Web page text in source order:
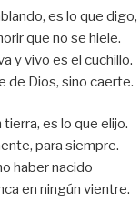
es lo que digo,
que no se hiele.
y vivo es el cuchillo.
de Dios, sino caerte.
es lo que elijo.
para siempre.
haber nacido
en ningún vientre.